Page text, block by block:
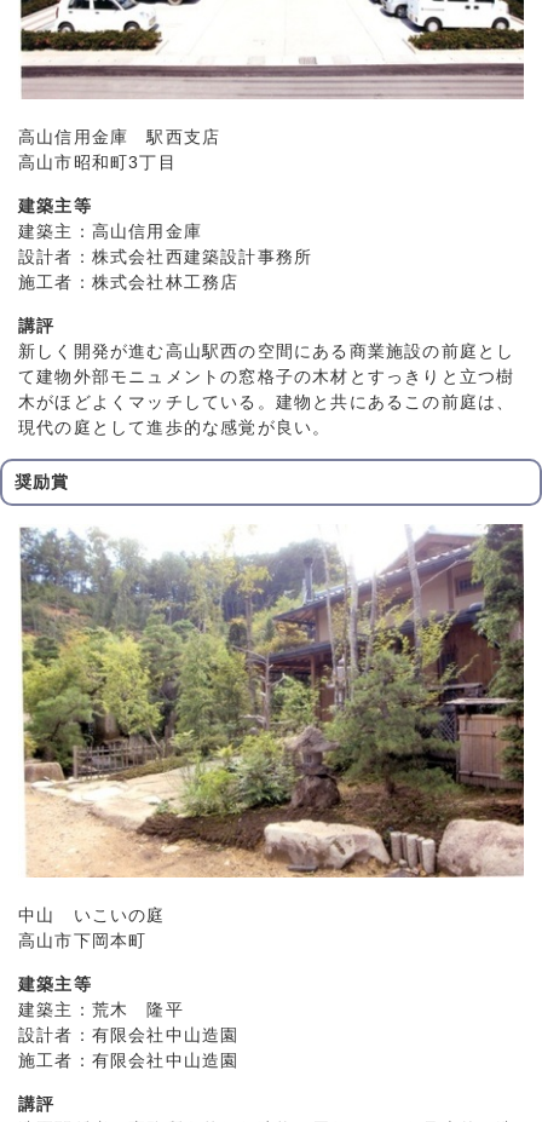
高山信用金庫 駅西支店
高山市昭和町3丁目
建築主等
建築主：高山信用金庫
設計者：株式会社西建築設計事務所
施工者：株式会社林工務店
講評
新しく開発が進む高山駅西の空間にある商業施設の前庭とし
て建物外部モニュメントの窓格子の木材とすっきりと立つ樹
木がほどよくマッチしている。建物と共にあるこの前庭は、
現代の庭として進歩的な感覚が良い。
奨励賞
中山 いこいの庭
高山市下岡本町
建築主等
建築主：荒木 隆平
設計者：有限会社中山造園
施工者：有限会社中山造園
講評